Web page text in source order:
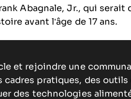
Abagnale, Jr., qui serait
avant l’âge de 17 ans.
et rejoindre une
cadres pratiques, des outils
des technologies